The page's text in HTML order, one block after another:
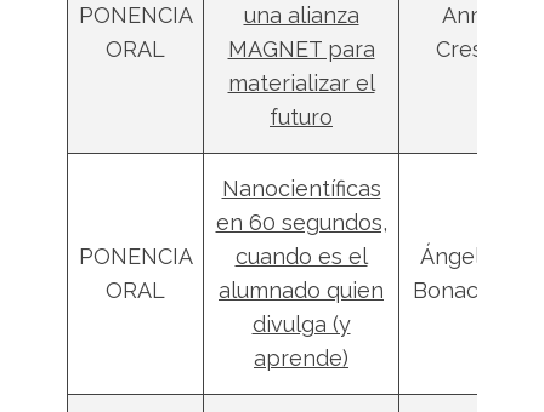
PONENCIA
ORAL
una alianza
MAGNET para
materializar el
futuro
Anna
Crespi
PONENCIA
ORAL
Nanocientíficas
en 60 segundos,
cuando es el
alumnado quien
divulga (y
aprende)
Ángela R.
Bonachera